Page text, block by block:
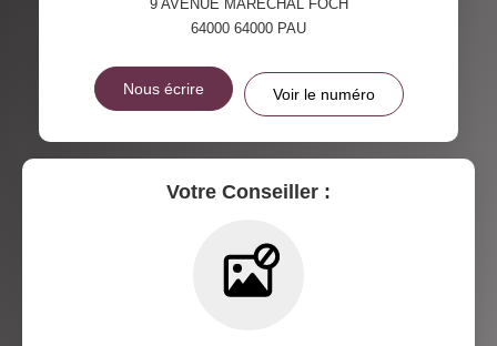
9 AVENUE MARECHAL FOCH
64000 64000 PAU
Nous écrire Voir le numéro
Votre Conseiller :